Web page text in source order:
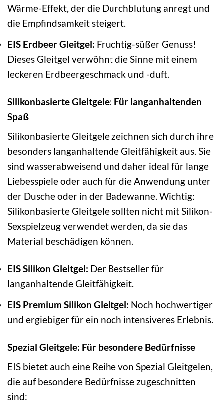
Wärme-Effekt, der die Durchblutung anregt und
die Empfindsamkeit steigert.
EIS Erdbeer Gleitgel: Fruchtig-süßer Genuss!
Dieses Gleitgel verwöhnt die Sinne mit einem
leckeren Erdbeergeschmack und -duft.
Silikonbasierte Gleitgele: Für langanhaltenden
Spaß
Silikonbasierte Gleitgele zeichnen sich durch ihre
besonders langanhaltende Gleitfähigkeit aus. Sie
sind wasserabweisend und daher ideal für lange
Liebesspiele oder auch für die Anwendung unter
der Dusche oder in der Badewanne. Wichtig:
Silikonbasierte Gleitgele sollten nicht mit Silikon-
Sexspielzeug verwendet werden, da sie das
Material beschädigen können.
EIS Silikon Gleitgel: Der Bestseller für
langanhaltende Gleitfähigkeit.
EIS Premium Silikon Gleitgel: Noch hochwertiger
und ergiebiger für ein noch intensiveres Erlebnis.
Spezial Gleitgele: Für besondere Bedürfnisse
EIS bietet auch eine Reihe von Spezial Gleitgelen,
die auf besondere Bedürfnisse zugeschnitten
sind: